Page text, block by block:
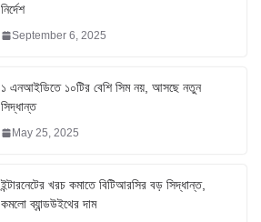
নির্দেশ
September 6, 2025
১ এনআইডিতে ১০টির বেশি সিম নয়, আসছে নতুন
সিদ্ধান্ত
May 25, 2025
ইন্টারনেটের খরচ কমাতে বিটিআরসির বড় সিদ্ধান্ত,
কমলো ব্যান্ডউইথের দাম